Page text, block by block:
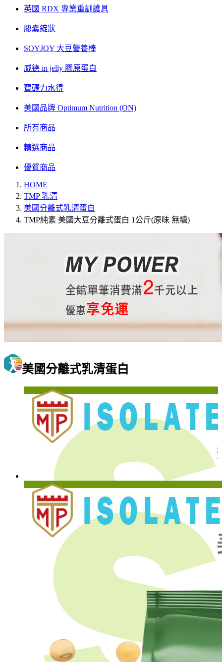
英國 RDX 專業重訓護具
膠囊錠狀
SOYJOY 大豆營養棒
威德 in jelly 膠原蛋白
寶礦力水得
美國品牌 Optimum Nutrition (ON)
所有商品
精選商品
優質商品
HOME
TMP 乳清
美國分離式乳清蛋白
TMP純素 美國大豆分離式蛋白 1公斤(原味 無糖)
美國分離式乳清蛋白